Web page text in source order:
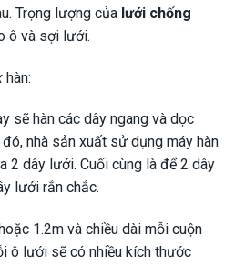
Trọng lượng của lưới chống
ô và sợi lưới.
hàn:
sẽ hàn các dây ngang và dọc
nhà sản xuất sử dụng máy hàn
2 dây lưới. Cuối cùng là để 2 dây
lưới rắn chắc.
1.2m và chiều dài mỗi cuộn
ô lưới sẽ có nhiều kích thước